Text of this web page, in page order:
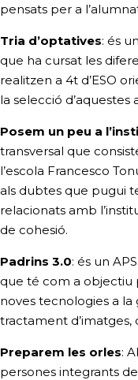
pensats per a
Tria d’optatives: és
que ha cursat les
realitzen a 4t d’ESO
la selecció d’aquestes
Posem un peu a
transversal que
l’escola Francesco
als dubtes que pugui
relacionats amb
de cohesió.
Padrins 3.0: és un
que té com a objectiu
noves tecnologies a
tractament
Preparem les orles:
persones integrants